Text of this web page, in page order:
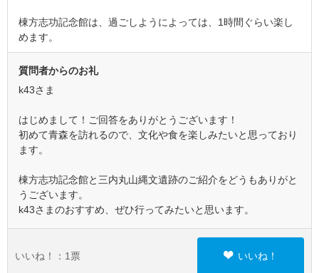
棟方志功記念館は、過ごしようによっては、1時間ぐらい楽し
めます。
質問者からのお礼
k43さま
はじめまして！ご回答をありがとうございます！
初めて青森を訪れるので、文化や食を楽しみたいと思っており
ます。
棟方志功記念館と三内丸山縄文遺跡のご紹介をどうもありがと
うございます。
k43さまのおすすめ、ぜひ行ってみたいと思います。
いいね！： 1 票 いいね！